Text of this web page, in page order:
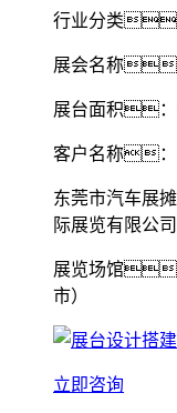
行业分类
展会名称
展台面积
客户名称：
东莞市汽车展
际展览有限公司
展览场馆
市）
立即咨询